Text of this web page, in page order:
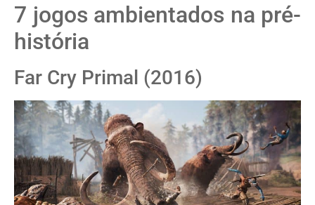
7 jogos ambientados na pré-
história
Far Cry Primal (2016)